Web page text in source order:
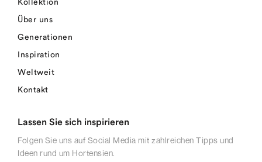
Kollektion
Über uns
Generationen
Inspiration
Weltweit
Kontakt
Lassen Sie sich inspirieren
Folgen Sie uns auf Social Media mit zahlreichen Tipps und
Ideen rund um Hortensien.